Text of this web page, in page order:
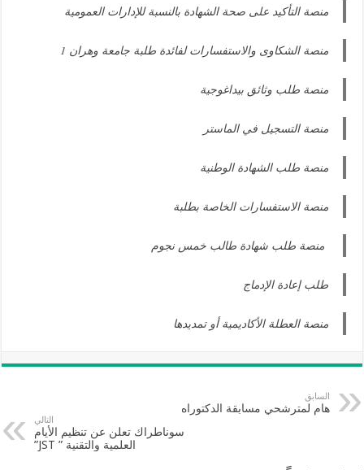
منصة التأكيد على صحة الشهادة بالنسبة للإدارات العمومية
منصة الشكاوى والاستفسارات لفائدة طلبة جامعة وهران 1
منصة طلب وثائق بيداغوجية
منصة التسجيل في الماستر
منصة طلب الشهادة الوطنية
منصة الاستفسارات الخاصة بطلبة
منصة طلب شهادة طالب خمس نجوم
طلب إعادة الإدماج
منصة العطلة الأكاديمية أو تمديدها
السابق
هام لمترشحي مسابقة الدكتوراه
التالي
سوناطراك تعلن عن تنظيم الأيام
العلمية والتقنية ” JST”